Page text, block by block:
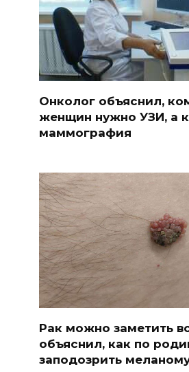
Онколог объяснил,
женщин нужно УЗИ, а
маммография
Рак можно заметить
объяснил, как по
заподозрить